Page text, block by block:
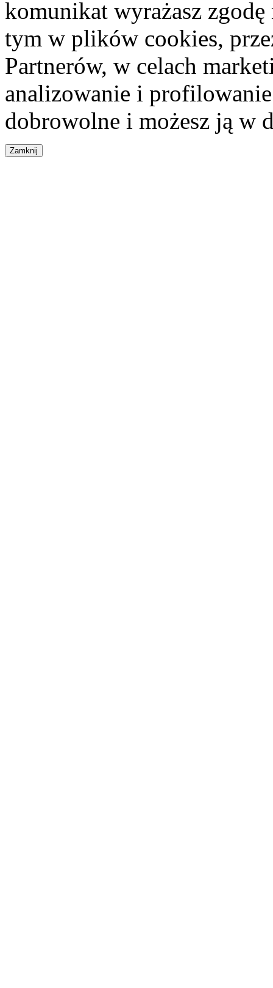
komunikat wyrażasz
tym w plików cookies,
Partnerów, w celach
analizowanie i
dobrowolne i możesz ją w